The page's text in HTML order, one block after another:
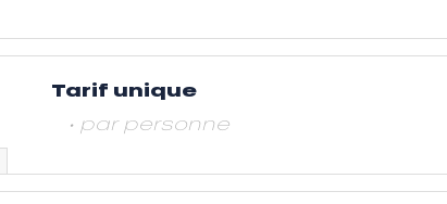
Tarif unique
• par personne